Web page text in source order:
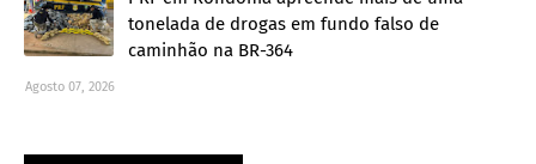
tonelada de drogas em fundo falso de
caminhão na BR-364
Agosto 07, 2026